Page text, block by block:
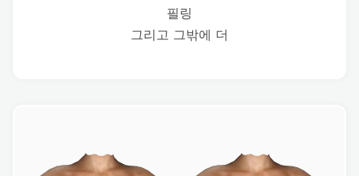
필링
그리고 그밖에 더